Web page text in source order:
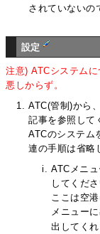
されていない
設定
注意) ATCシステムに
悪しからず。
ATC(管制)から
記事を参照して
ATCのシステム
連の手順は省略
ATCメニ
してくださ
ここは空
メニュー
出してく